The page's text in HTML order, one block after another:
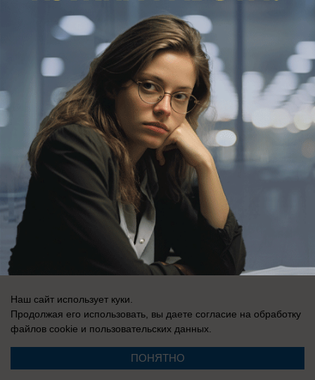
Регистрационный номер: Эл № ФС 77-76040, выдано Федеральной
службой по надзору в сфере связи, информационных технологий и
массовых коммуникаций (Роскомнадзор) 12 июля 2019 г.
Наш сайт использует куки.
Продолжая его использовать, вы даете согласие на обработку
файлов cookie и пользовательских данных.
ПОНЯТНО